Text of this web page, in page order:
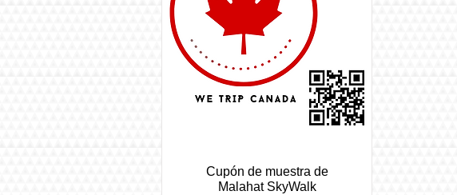
Cupón de muestra de
Malahat SkyWalk